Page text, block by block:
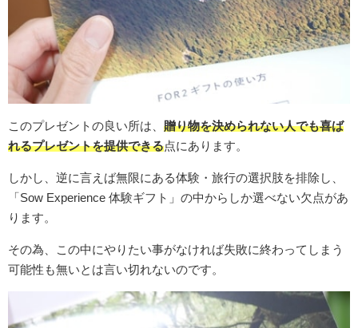
このプレゼントの良い所は、 贈り物を決められない人でも喜ば
れるプレゼントを提供できる点にあります。
しかし、逆に言えば無限にある体験・旅行の選択肢を排除し、
「Sow Experience 体験ギフト」の中からしか選べない欠点があ
ります。
その為、この中にやりたい事がなければ失敗に終わってしまう
可能性も無いとは言い切れないのです。